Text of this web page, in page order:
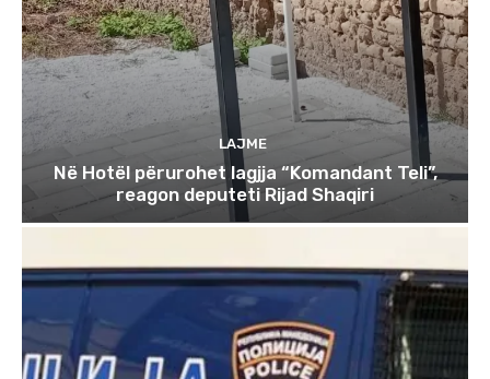
LAJME
Në Hotël përurohet lagjja “Komandant Teli”,
reagon deputeti Rijad Shaqiri